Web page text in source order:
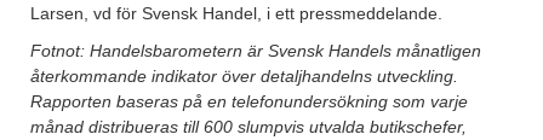
Larsen, vd för Svensk Handel, i ett pressmeddelande.
Fotnot: Handelsbarometern är Svensk Handels månatligen
återkommande indikator över detaljhandelns utveckling.
Rapporten baseras på en telefonundersökning som varje
månad distribueras till 600 slumpvis utvalda butikschefer,